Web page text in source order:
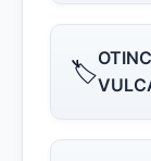
🏷️